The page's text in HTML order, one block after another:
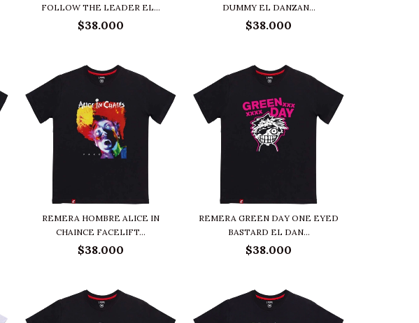
FOLLOW THE LEADER EL...
$38.000
DUMMY EL DANZAN...
$38.000
REMERA HOMBRE ALICE IN
CHAINCE FACELIFT...
$38.000
REMERA GREEN DAY ONE EYED
BASTARD EL DAN...
$38.000